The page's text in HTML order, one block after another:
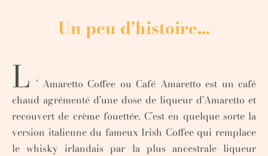
Un peu d'histoire...
L ’ Amaretto Coffee ou Café Amaretto est un café
chaud agrémenté d’une dose de liqueur d’Amaretto et
recouvert de crème fouettée. C’est en quelque sorte la
version italienne du fameux Irish Coffee qui remplace
le whisky irlandais par la plus ancestrale liqueur